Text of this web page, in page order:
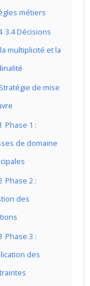
métiers
3.4 Décisions
multiplicité et la
de mise
Phase 1 :
de domaine
Phase 2 :
des
Phase 3 :
des